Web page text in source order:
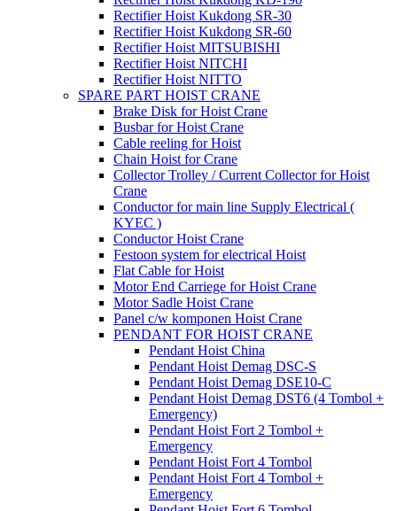
Rectifier Hoist Kukdong SR-30
Rectifier Hoist Kukdong SR-60
Rectifier Hoist MITSUBISHI
Rectifier Hoist NITCHI
Rectifier Hoist NITTO
SPARE PART HOIST CRANE
Brake Disk for Hoist Crane
Busbar for Hoist Crane
Cable reeling for Hoist
Chain Hoist for Crane
Collector Trolley / Current Collector for Hoist
Crane
Conductor for main line Supply Electrical (
KYEC )
Conductor Hoist Crane
Festoon system for electrical Hoist
Flat Cable for Hoist
Motor End Carriege for Hoist Crane
Motor Sadle Hoist Crane
Panel c/w komponen Hoist Crane
PENDANT FOR HOIST CRANE
Pendant Hoist China
Pendant Hoist Demag DSC-S
Pendant Hoist Demag DSE10-C
Pendant Hoist Demag DST6 (4 Tombol +
Emergency)
Pendant Hoist Fort 2 Tombol +
Emergency
Pendant Hoist Fort 4 Tombol
Pendant Hoist Fort 4 Tombol +
Emergency